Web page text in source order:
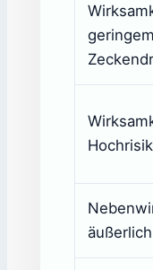
geringem
äußerlich